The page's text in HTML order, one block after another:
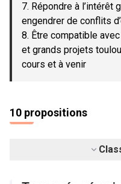
7. Répondre à l’intérêt
engendrer de conflits
8. Être compatible
et grands projets
cours et à venir
10 propositions